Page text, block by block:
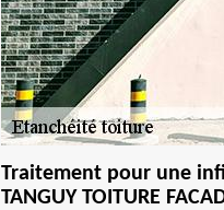
Traitement pour une
TANGUY TOITURE